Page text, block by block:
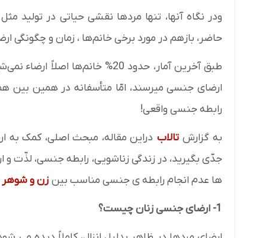
ودر نگاه آنها، تنها مردها نقشی حیاتی در تولید
حاضر، بازهم در مورد برخی خانم‌ها ، زمان و چگونگی
ارضای جنسی میرسند، امّا متأسفانه در همین بین
رابطه جنسی واقعی!
به گزارش تالاب دراین مقاله، مبحث اصلی، کمک
جدّی بگیرید، در زندگی زناشویی، رابطه جنسی، لذّت و
ها عدم انجام رابطه ی جنسی مناسب بین زن و شوهر
1- ارضای جنسی زنان چیست؟